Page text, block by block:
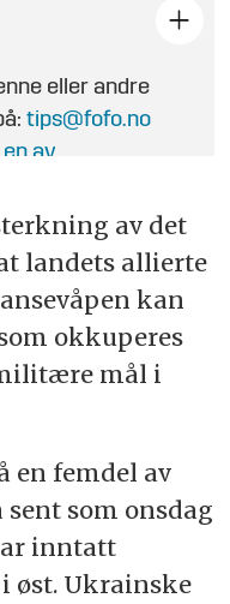
eller andre
tips@fofo.no
en av
av det
landets allierte
kan
okkuperes
mål i
en femdel av
som onsdag
inntatt
øst. Ukrainske